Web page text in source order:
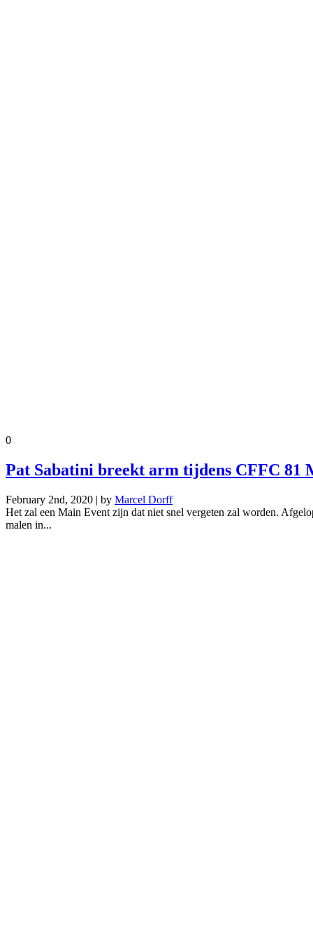
0
Pat Sabatini breekt arm tijdens CFFC 81
February 2nd, 2020 | by Marcel Dorff
Het zal een Main Event zijn dat niet snel vergeten zal worden.
malen in...